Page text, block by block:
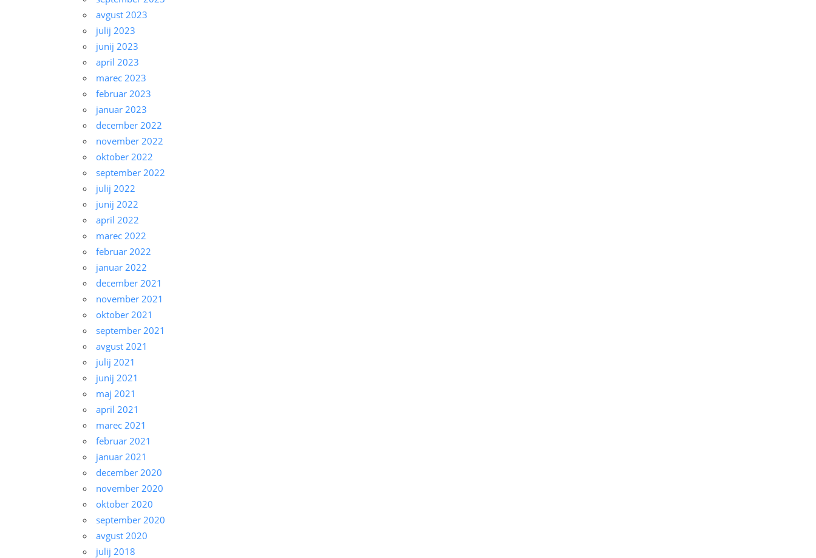
avgust 2023
julij 2023
junij 2023
april 2023
marec 2023
februar 2023
januar 2023
december 2022
november 2022
oktober 2022
september 2022
julij 2022
junij 2022
april 2022
marec 2022
februar 2022
januar 2022
december 2021
november 2021
oktober 2021
september 2021
avgust 2021
julij 2021
junij 2021
maj 2021
april 2021
marec 2021
februar 2021
januar 2021
december 2020
november 2020
oktober 2020
september 2020
avgust 2020
julij 2018